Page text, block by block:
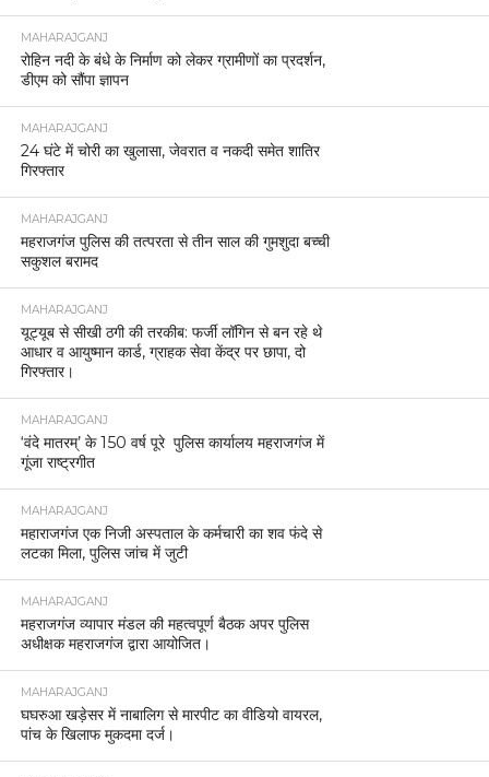
MAHARAJGANJ
रोहिन नदी के बंधे के निर्माण को लेकर ग्रामीणों का प्रदर्शन,
डीएम को सौंपा ज्ञापन
MAHARAJGANJ
24 घंटे में चोरी का खुलासा, जेवरात व नकदी समेत शातिर
गिरफ्तार
MAHARAJGANJ
महराजगंज पुलिस की तत्परता से तीन साल की गुमशुदा बच्ची
सकुशल बरामद
MAHARAJGANJ
यूट्यूब से सीखी ठगी की तरकीब: फर्जी लॉगिन से बन रहे थे
आधार व आयुष्मान कार्ड, ग्राहक सेवा केंद्र पर छापा, दो
गिरफ्तार।
MAHARAJGANJ
‘वंदे मातरम्’ के 150 वर्ष पूरे पुलिस कार्यालय महराजगंज में
गूंजा राष्ट्रगीत
MAHARAJGANJ
महाराजगंज एक निजी अस्पताल के कर्मचारी का शव फंदे से
लटका मिला, पुलिस जांच में जुटी
MAHARAJGANJ
महराजगंज व्यापार मंडल की महत्वपूर्ण बैठक अपर पुलिस
अधीक्षक महराजगंज द्वारा आयोजित।
MAHARAJGANJ
घघरुआ खड़ेसर में नाबालिग से मारपीट का वीडियो वायरल,
पांच के खिलाफ मुकदमा दर्ज।